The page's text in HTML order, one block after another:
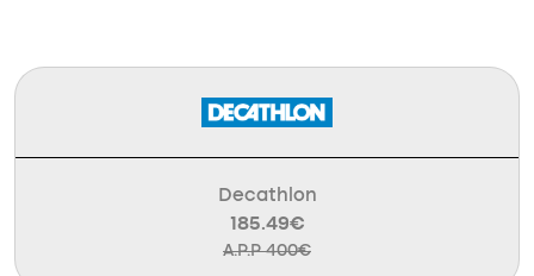
Decathlon
185.49€
A.P.P 400€